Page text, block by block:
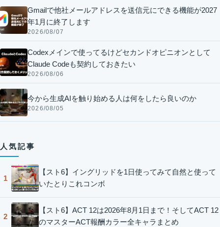
Gmailで他社メールアドレスを送信元にできる機能が2027
年1月に終了します
2026/08/07
Codexメインで使ってるけどセカンドオピニオンとして
Claude Codeも契約しておきたい
2026/08/06
今から生成AIを触り始める人は何をしたら良いのか
2026/08/05
人気記事
1
【スト6】イングリッドを1日使ってみて自然と使って
いたとりこれコンボ
2
【スト6】ACT 12は2026年8月1日まで！そしてACT 12
のマスターACT報酬カラー全キャラまとめ